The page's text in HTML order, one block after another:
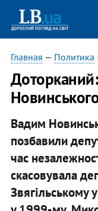
Главная — Политика
Вадим
позбавили
час
скасовувала
Звягільському